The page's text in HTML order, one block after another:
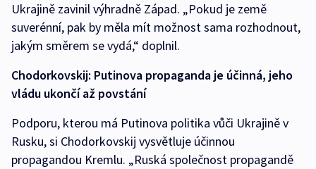
Ukrajině zavinil výhradně Západ. „Pokud je země
suverénní, pak by měla mít možnost sama rozhodnout,
jakým směrem se vydá,“ doplnil.
Chodorkovskij: Putinova propaganda je účinná, jeho
vládu ukončí až povstání
Podporu, kterou má Putinova politika vůči Ukrajině v
Rusku, si Chodorkovskij vysvětluje účinnou
propagandou Kremlu. „Ruská společnost propagandě